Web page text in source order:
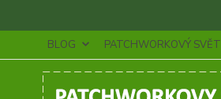
BLOG PATCHWORKOVÝ SVĚT